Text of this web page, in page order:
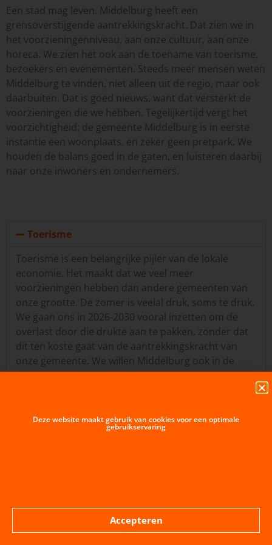
Een stad mag leven. Middelburg heeft een
grensoverstijgende aantrekkingskracht. Dat zien we in
het voorzieningenniveau, aan onze cultuur, aan onze
horeca. We zien het ook aan de toename van toerisme,
bezoekers en evenementen. Steeds meer mensen weten
Middelburg te vinden, niet alleen uit de regio, maar ook
daarbuiten. Dat is goed nieuws, want dat versterkt de
voorzieningen die we hebben. Tegelijkertijd vergt het
voorzichtigheid; de gemeente Middelburg is in eerste
instantie een woonplaats, en zeker geen pretpark. We
houden de balans goed in de gaten, en luisteren daarbij
naar onze inwoners en ondernemers.
Toerisme
Toerisme is een belangrijke pijler van de lokale
economie. Het maakt dat we veel meer
voorzieningen hebben dan andere gemeenten van
onze grootte. De zomer is veelal druk, soms te druk.
We gaan ons in 2026-2030 vooral inzetten om de
overlast door die drukte aan te pakken, zonder dat
dit ten koste gaat van de aantrekkingskracht van
onze gemeente. We willen Middelburg ook in de
winter aantrekkelijker maken. Winterstad is daar
recreatiemogelijkheden voor onze inwoners. Een
stad die leuk is om te bezoeken, biedt inwoners
Horeca
Deze website maakt gebruik van cookies voor een optimale
gebruikservaring
Accepteren